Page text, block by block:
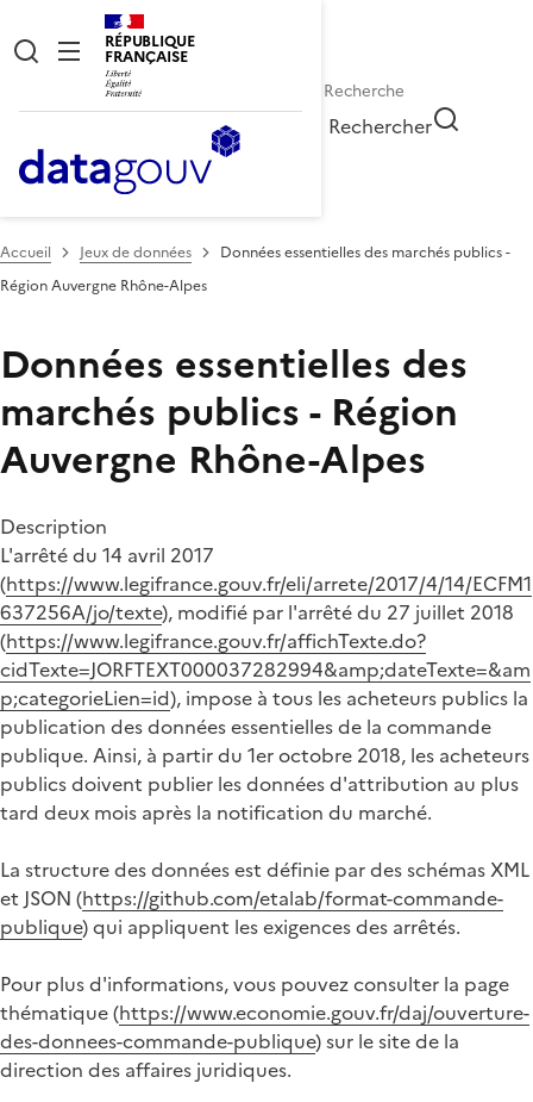
RÉPUBLIQUE
FRANÇAISE
Rechercher
Accueil Jeux de données
Données essentielles des marchés publics -
Région Auvergne Rhône-Alpes
Données essentielles des
marchés publics - Région
Auvergne Rhône-Alpes
Description
L'arrêté du 14 avril 2017
(https://www.legifrance.gouv.fr/eli/arrete/2017/4/14/ECFM1
637256A/jo/texte), modifié par l'arrêté du 27 juillet 2018
(https://www.legifrance.gouv.fr/affichTexte.do?
cidTexte=JORFTEXT000037282994&amp;dateTexte=&am
p;categorieLien=id), impose à tous les acheteurs publics la
publication des données essentielles de la commande
publique. Ainsi, à partir du 1er octobre 2018, les acheteurs
publics doivent publier les données d'attribution au plus
tard deux mois après la notification du marché.
La structure des données est définie par des schémas XML
et JSON (https://github.com/etalab/format-commande-
publique) qui appliquent les exigences des arrêtés.
Pour plus d'informations, vous pouvez consulter la page
thématique (https://www.economie.gouv.fr/daj/ouverture-
des-donnees-commande-publique) sur le site de la
direction des affaires juridiques.